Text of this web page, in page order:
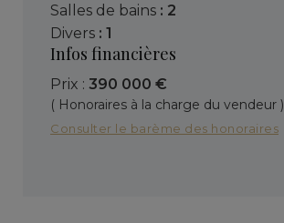
salles de bains : 2
divers : 1
Infos financières
Prix : 390 000 €
( Honoraires à la charge du vendeur )
Consulter le barème des honoraires